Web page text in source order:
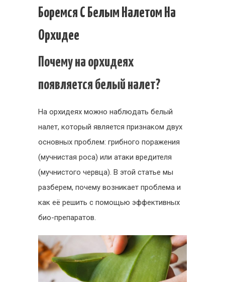
Боремся С Белым Налетом На
Орхидее
Почему на орхидеях
появляется белый налет?
На орхидеях можно наблюдать белый
налет, который является признаком двух
основных проблем: грибного поражения
(мучнистая роса) или атаки вредителя
(мучнистого червца). В этой статье мы
разберем, почему возникает проблема и
как её решить с помощью эффективных
био-препаратов.